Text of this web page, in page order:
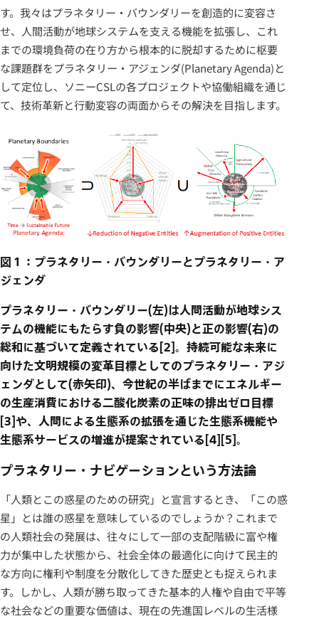
す。我々はプラネタリー・バウンダリーを創造的に変容さ
せ、人間活動が地球システムを支える機能を拡張し、これ
までの環境負荷の在り方から根本的に脱却するために枢要
な課題群をプラネタリー・アジェンダ(Planetary Agenda)と
して定位し、ソニーCSLの各プロジェクトや協働組織を通じ
て、技術革新と行動変容の両面からその解決を目指します。
図１：プラネタリー・バウンダリーとプラネタリー・ア
ジェンダ
プラネタリー・バウンダリー(左)は人間活動が地球シス
テムの機能にもたらす負の影響(中央)と正の影響(右)の
総和に基づいて定義されている[2]。持続可能な未来に
向けた文明規模の変革目標としてのプラネタリー・アジ
ェンダとして(赤矢印)、今世紀の半ばまでにエネルギー
の生産消費における二酸化炭素の正味の排出ゼロ目標
[3]や、人間による生態系の拡張を通じた生態系機能や
生態系サービスの増進が提案されている[4][5]。
プラネタリー・ナビゲーションという方法論
「人類とこの惑星のための研究」と宣言するとき、「この惑
星」とは誰の惑星を意味しているのでしょうか？これまで
の人類社会の発展は、往々にして一部の支配階級に富や権
力が集中した状態から、社会全体の最適化に向けて民主的
な方向に権利や制度を分散化してきた歴史とも捉えられま
す。しかし、人類が勝ち取ってきた基本的人権や自由で平等
な社会などの重要な価値は、現在の先進国レベルの生活様